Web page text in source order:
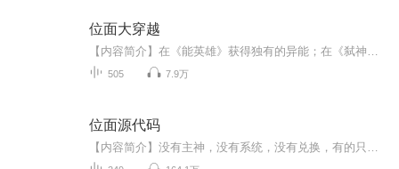
位面大穿越
505 7.9万
位面源代码